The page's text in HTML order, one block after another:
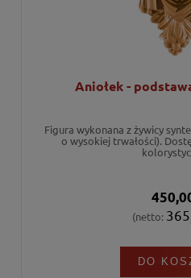
Aniołek -
Figura wykonana z żywicy
o wysokiej trwałości).
(netto:
DO